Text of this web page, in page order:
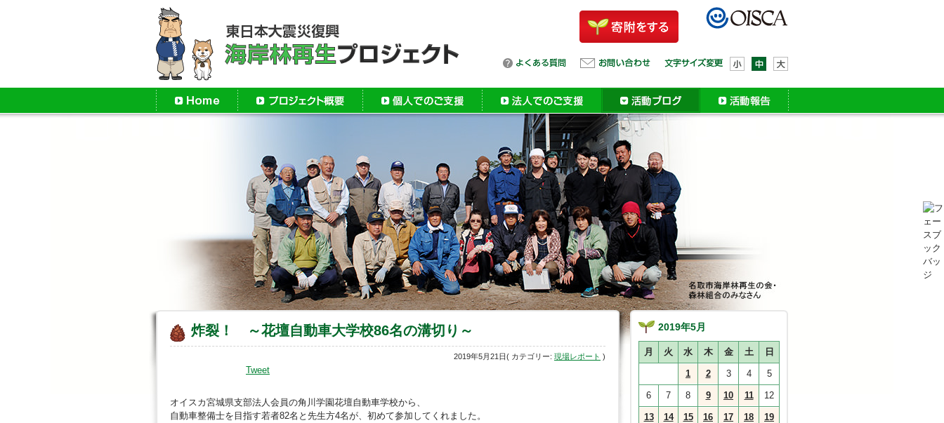
炸裂！ ～花壇自動車大学校86名の溝切り～
2019年5月21日( カテゴリー: 現場レポート )
Tweet
オイスカ宮城県支部法人会員の角川学園花壇自動車学校から、
自動車整備士を目指す若者82名と先生方4名が、初めて参加してくれました。
2019年5月
月 火 水 木 金 土 日
1 2 3 4 5
6 7 8 9 10 11 12
13 14 15 16 17 18 19